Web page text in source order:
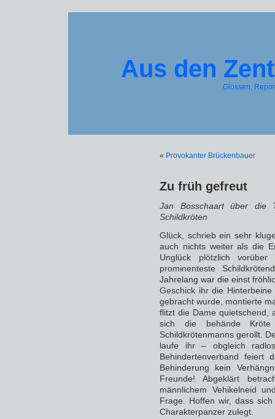
Aus den
Glossen,
« Provokanter Brückenbauer
Zu früh gefreut
Jan Bosschaart über die
Schildkröten
Glück, schrieb ein sehr
auch nichts weiter als die
Unglück plötzlich
prominenteste
Jahrelang war die einst
Geschick ihr die
gebracht wurde, montierte
flitzt die Dame quietschend,
sich die behände
Schildkrötenmanns gerollt.
laufe ihr – obgleich
Behindertenverband feiert
Behinderung kein
Freunde! Abgeklärt
männlichem Vehikelneid
Frage. Hoffen wir, dass
Charakterpanzer zulegt.